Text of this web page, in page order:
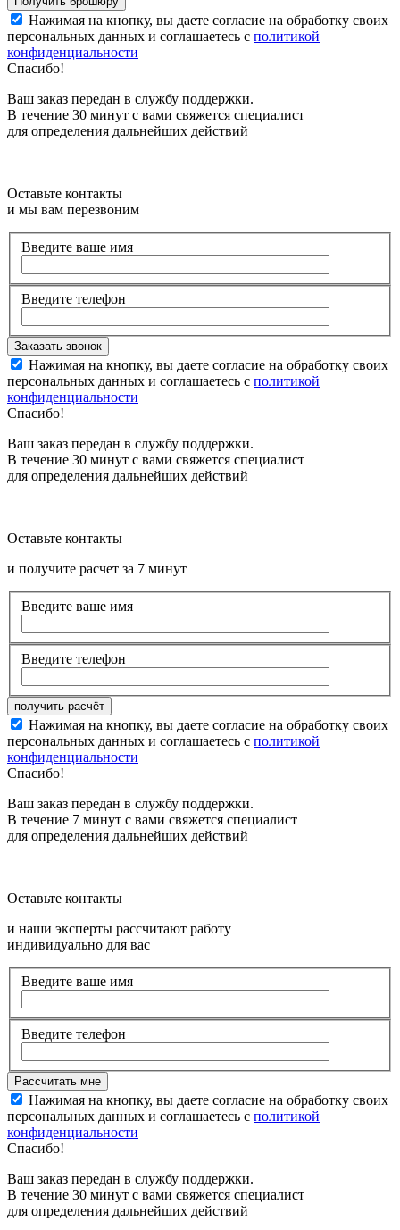
Нажимая на кнопку, вы даете согласие на обработку своих
персональных данных и соглашаетесь с политикой
конфиденциальности
Спасибо!
Ваш заказ передан в службу поддержки.
В течение 30 минут с вами свяжется специалист
для определения дальнейших действий
Оставьте контакты
и мы вам перезвоним
Введите ваше имя
Введите телефон
Нажимая на кнопку, вы даете согласие на обработку своих
персональных данных и соглашаетесь с политикой
конфиденциальности
Спасибо!
Ваш заказ передан в службу поддержки.
В течение 30 минут с вами свяжется специалист
для определения дальнейших действий
Оставьте контакты
и получите расчет за 7 минут
Введите ваше имя
Введите телефон
Нажимая на кнопку, вы даете согласие на обработку своих
персональных данных и соглашаетесь с политикой
конфиденциальности
Спасибо!
Ваш заказ передан в службу поддержки.
В течение 7 минут с вами свяжется специалист
для определения дальнейших действий
Оставьте контакты
и наши эксперты рассчитают работу
индивидуально для вас
Введите ваше имя
Введите телефон
Нажимая на кнопку, вы даете согласие на обработку своих
персональных данных и соглашаетесь с политикой
конфиденциальности
Спасибо!
Ваш заказ передан в службу поддержки.
В течение 30 минут с вами свяжется специалист
для определения дальнейших действий